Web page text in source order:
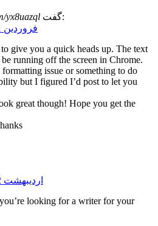
yx8uazql
گفت:
فروردین 31, 1398 در 8:18 ق.ظ
give you a quick heads up. The text
running off the screen in Chrome.
issue or something to do
but I figured I’d post to let you
great though! Hope you get the
اردیبهشت 2, 1398 در 12:27 ق.ظ
looking for a writer for your